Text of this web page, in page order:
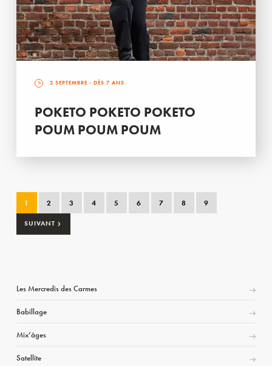
2 SEPTEMBRE - DÈS 7 ANS
POKETO POKETO POKETO
POUM POUM POUM
1 2 3 4 5 6 7 8 9
SUIVANT ›
Les Mercredis des Carmes
Babillage
Mix’âges
Satellite